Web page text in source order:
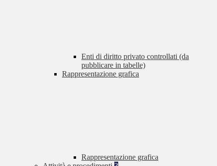
Enti di diritto privato controllati (da
pubblicare in tabelle)
Rappresentazione grafica
Rappresentazione grafica